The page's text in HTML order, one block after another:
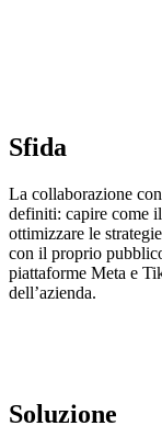
Sfida
La collaborazione
definiti: capire come
ottimizzare le
con il proprio
piattaforme Meta e
dell’azienda.
Soluzione